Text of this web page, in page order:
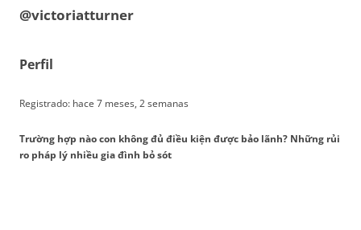
@victoriatturner
Perfil
Registrado: hace 7 meses, 2 semanas
Trường hợp nào con không đủ điều kiện được bảo lãnh? Những rủi
ro pháp lý nhiều gia đình bỏ sót